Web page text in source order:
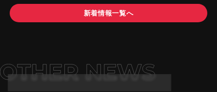
新着情報一覧へ